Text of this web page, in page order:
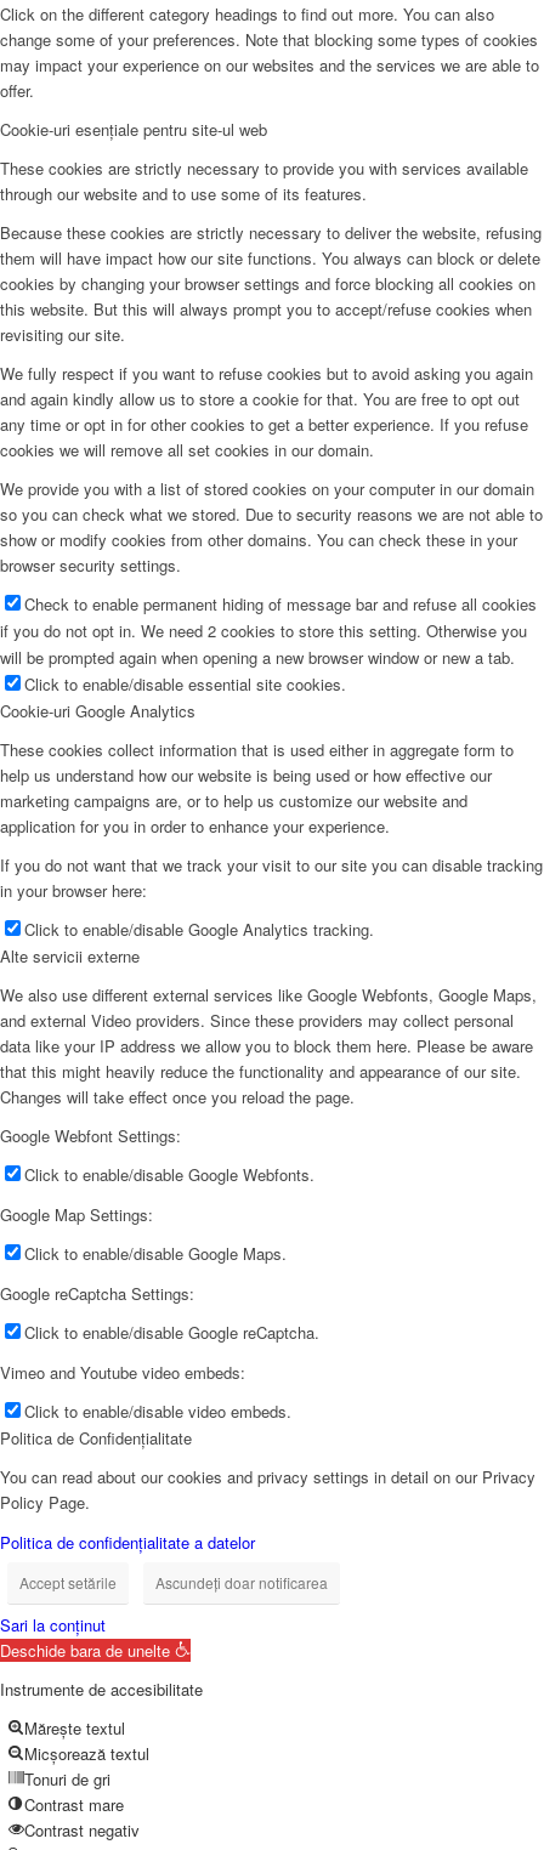
Click on the different category headings to find out more. You can also
change some of your preferences. Note that blocking some types of cookies
may impact your experience on our websites and the services we are able to
offer.
Cookie-uri esențiale pentru site-ul web
These cookies are strictly necessary to provide you with services available
through our website and to use some of its features.
Because these cookies are strictly necessary to deliver the website, refusing
them will have impact how our site functions. You always can block or delete
cookies by changing your browser settings and force blocking all cookies on
this website. But this will always prompt you to accept/refuse cookies when
revisiting our site.
We fully respect if you want to refuse cookies but to avoid asking you again
and again kindly allow us to store a cookie for that. You are free to opt out
any time or opt in for other cookies to get a better experience. If you refuse
cookies we will remove all set cookies in our domain.
We provide you with a list of stored cookies on your computer in our domain
so you can check what we stored. Due to security reasons we are not able to
show or modify cookies from other domains. You can check these in your
browser security settings.
Check to enable permanent hiding of message bar and refuse all cookies
if you do not opt in. We need 2 cookies to store this setting. Otherwise you
will be prompted again when opening a new browser window or new a tab.
Click to enable/disable essential site cookies.
Cookie-uri Google Analytics
These cookies collect information that is used either in aggregate form to
help us understand how our website is being used or how effective our
marketing campaigns are, or to help us customize our website and
application for you in order to enhance your experience.
If you do not want that we track your visit to our site you can disable tracking
in your browser here:
Click to enable/disable Google Analytics tracking.
Alte servicii externe
We also use different external services like Google Webfonts, Google Maps,
and external Video providers. Since these providers may collect personal
data like your IP address we allow you to block them here. Please be aware
that this might heavily reduce the functionality and appearance of our site.
Changes will take effect once you reload the page.
Google Webfont Settings:
Click to enable/disable Google Webfonts.
Google Map Settings:
Click to enable/disable Google Maps.
Google reCaptcha Settings:
Click to enable/disable Google reCaptcha.
Vimeo and Youtube video embeds:
Click to enable/disable video embeds.
Politica de Confidențialitate
You can read about our cookies and privacy settings in detail on our Privacy
Policy Page.
Politica de confidențialitate a datelor
Accept setările Ascundeți doar notificarea
Sari la conținut
Deschide bara de unelte
Instrumente de accesibilitate
Mărește textul
Micșorează textul
Tonuri de gri
Contrast mare
Contrast negativ